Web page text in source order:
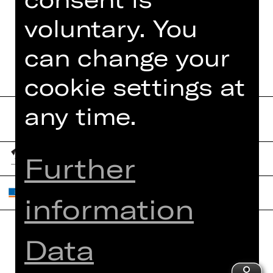
DATES AND CAST
Home
voluntary. You
can change your
cookie settings at
any time.
Further
information
Data